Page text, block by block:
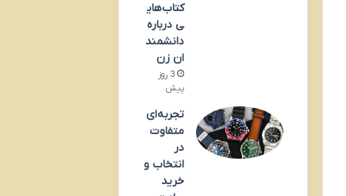
کتاب‌های
ی درباره
دانشمند
ان زن
3 روز
پیش
تجربه‌ای
متفاوت
در
انتخاب و
خرید